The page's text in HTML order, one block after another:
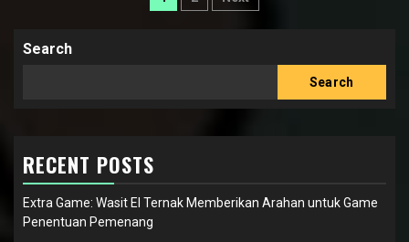
pagination
Search
Search
RECENT POSTS
Extra Game: Wasit El Ternak Memberikan Arahan untuk Game
Penentuan Pemenang